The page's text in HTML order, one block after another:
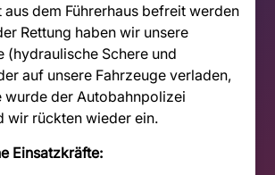
aus dem Führerhaus befreit werden
Rettung haben wir unsere
(hydraulische Schere und
auf unsere Fahrzeuge verladen,
wurde der Autobahnpolizei
wir rückten wieder ein.
Einsatzkräfte: